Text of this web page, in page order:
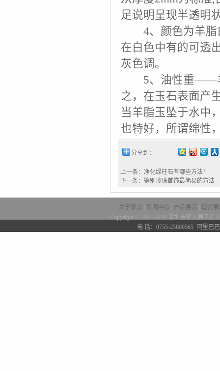
足说明呈现半透
4、颜色为羊脂
在白色中有的可透
灰色调。
5、油性重——羊
之，在玉石表面产
当羊脂玉坠于水中
也特好，所谓绵性
分享到：
上一条： 净化绿柱石有哪些方法?
下一条： 鉴别珍珠首饰最简易的方法
关于聚美 新闻中心 产品展示
现货
Copyright © 2003-2018 深圳市聚美展示
电 话：0755-25600565 阿里巴